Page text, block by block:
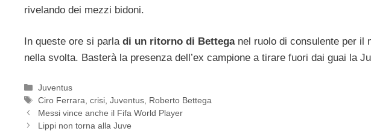
rivelando dei mezzi bidoni.
In queste ore si parla di un ritorno di Betteganel ruolo di consulente per il
nella svolta. Basterà la presenza dell’ex campione a tirare fuori dai guai la
Categorie
Juventus
Tag
Ciro Ferrara ,crisi ,Juventus Roberto Bettega
Messi vince anche il Fifa World Player
Lippi non torna alla Juve